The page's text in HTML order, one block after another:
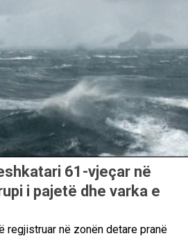
61-vjeçar në
i pajetë dhe varka e
regjistruar në zonën detare pranë